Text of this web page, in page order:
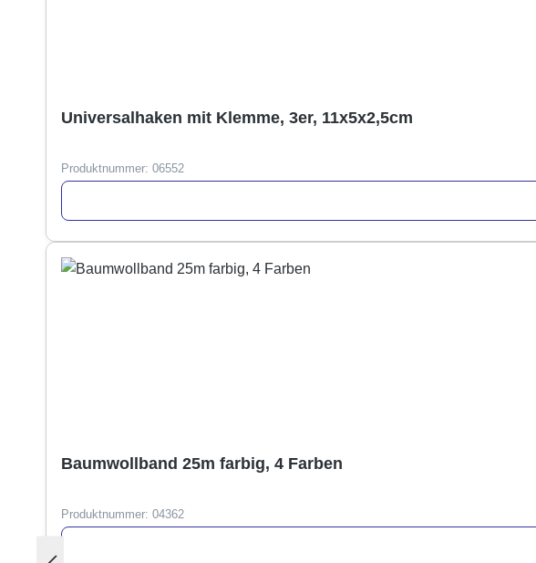
Universalhaken mit Klemme, 3er, 11x5x2,5cm
Produktnummer: 06552
Baumwollband 25m farbig, 4 Farben
Produktnummer: 04362